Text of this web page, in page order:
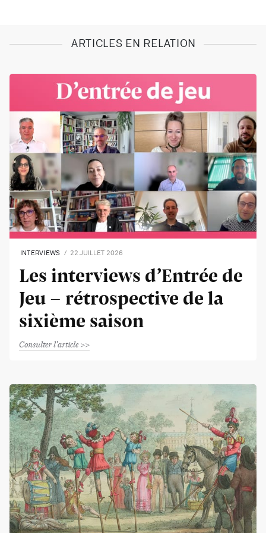
ARTICLES EN RELATION
INTERVIEWS 22 JUILLET 2026
Les interviews d’Entrée de
Jeu - rétrospective de la
sixième saison
Consulter l'article